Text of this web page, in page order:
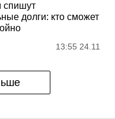
спишут
долги: кто сможет
13:55 24.11